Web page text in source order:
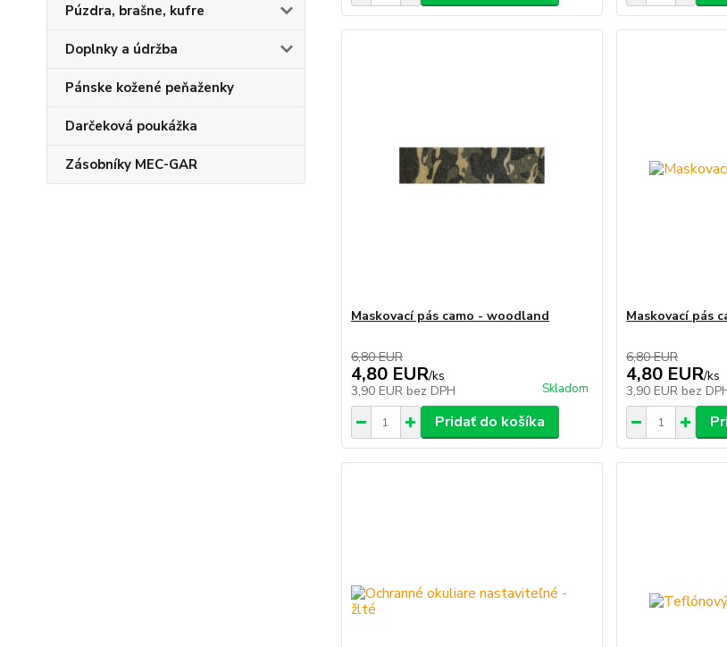
Púzdra, brašne, kufre
Doplnky a údržba
Pánske kožené peňaženky
Darčeková poukážka
Zásobníky MEC-GAR
Maskovací pás camo - woodland
6,80 EUR
4,80 EUR/ks
3,90 EUR bez DPH Skladom
Pridať do košíka
Maskovací pás
6,80 EUR
4,80 EUR/ks
3,90 EUR bez